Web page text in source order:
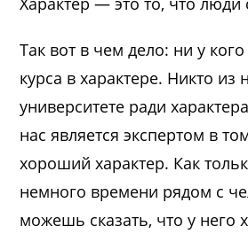
Так вот в чем дело: ни у
курса в характере. Никто из
университете ради
нас является экспертом в
хороший характер. Как
немного времени рядом с
можешь сказать, что у него